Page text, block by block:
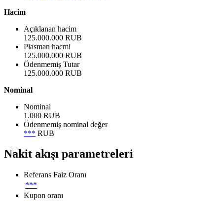
Hacim
Açıklanan hacim
125.000.000 RUB
Plasman hacmi
125.000.000 RUB
Ödenmemiş Tutar
125.000.000 RUB
Nominal
Nominal
1.000 RUB
Ödenmemiş nominal değer
*** RUB
Nakit akışı parametreleri
Referans Faiz Oranı
***
Kupon oranı